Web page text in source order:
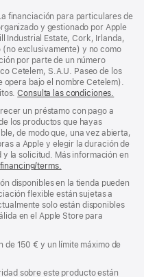
financiación para particulares de
y gestionado por Apple
Industrial Estate, Cork, Irlanda,
exclusivamente) y no como
por parte de un número
Cetelem, S.A.U. Paseo de los
bajo el nombre Cetelem).
Consulta las condiciones.
un préstamo con pago a
los productos que hayas
de modo que, una vez abierta,
a Apple y elegir la duración de
y la solicitud. Más información en
terms.
disponibles en la tienda pueden
flexible están sujetas a
solo están disponibles
en el Apple Store para
de 150 € y un límite máximo de
sobre este producto están